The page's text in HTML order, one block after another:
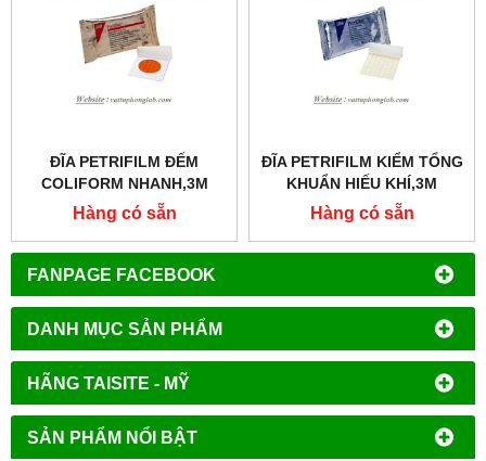
FANPAGE FACEBOOK
DANH MỤC SẢN PHẨM
HÃNG TAISITE - MỸ
SẢN PHẨM NỔI BẬT
ĐĨA PETRIFILM ĐẾM
COLIFORM NHANH,3M
Hàng có sẵn
ĐĨA PETRIFILM KIỂM TỔNG
KHUẨN HIẾU KHÍ,3M
Hàng có sẵn